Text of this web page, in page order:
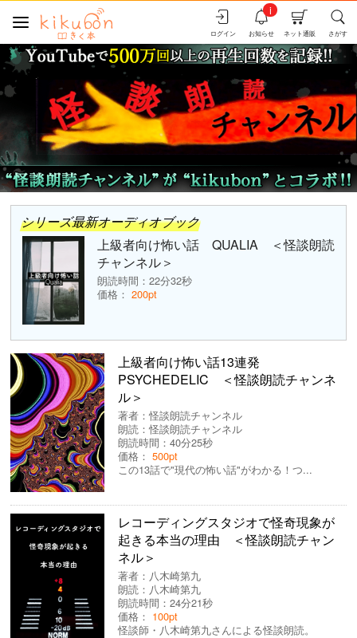
さがす
ネット通販
お知らせ
i
ログイン
シリーズ最新オーディオブック
上級者向け怖い話 QUALIA ＜怪談朗読
チャンネル＞
朗読時間：22分32秒
価格：200pt
上級者向け怖い話13連発
PSYCHEDELIC ＜怪談朗読チャンネ
ル＞
著者：怪談朗読チャンネル
朗読：怪談朗読チャンネル
朗読時間：40分25秒
価格：500pt
この13話で"現代の怖い話"がわかる！つ...
レコーディングスタジオで怪奇現象が
起きる本当の理由 ＜怪談朗読チャン
ネル＞
著者： 八木崎第九
朗読： 八木崎第九
朗読時間：24分21秒
価格： 100pt
怪談師・八木崎第九さんによる怪談朗読。